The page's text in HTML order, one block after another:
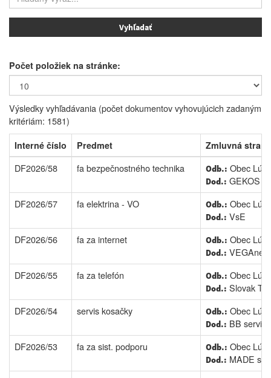
Počet položiek na stránke:
Výsledky vyhľadávania (počet dokumentov vyhovujúcich zadaným
kritériám: 1581)
Interné číslo Predmet Zmluvná strana
DF2026/58 fa bezpečnostného technika Odb.: Obec
Dod.: GEKOS
DF2026/57
fa elektrina - VO Odb.: Obec
Dod.: VsE
DF2026/56
fa za internet Odb.: Obec
Dod.: VEGAnet
DF2026/55
fa za telefón Odb.: Obec
Dod.: Slovak
DF2026/54
servis kosačky Odb.: Obec
Dod.: BB servis
DF2026/53
fa za sist. podporu Odb.: Obec
Dod.: MADE